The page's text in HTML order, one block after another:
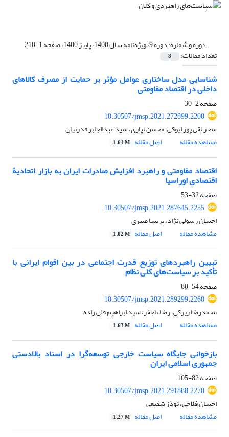
دوره و شماره:دوره 9، ویژه‌نامه سال 1400، پاییز 1400، صفحه 1-210
تعداد مقالات: 8
شناسایی مدل ساختاری عوامل مؤثر بر حمایت از مصرف کالاهای
داخلی در اقتصاد مقاومتی
صفحه2-30
10.30507/jmsp.2021.272899.2200
سحر نقی پور ایوکی، محسن نیازی، سید عبدالجابر قدرتیان
مشاهده مقاله
اصل مقاله 1.61 M
اقتصاد مقاومتی و راهبرد افزایش صادرات ایران به بازار اتحادیۀ
اقتصادی اوراسیا
صفحه32-53
10.30507/jmsp.2021.287645.2255
احسان رسولی نژاد، پریسا صبری
مشاهده مقاله
اصل مقاله 1.02 M
تبیین راهبردهای توزیع قدرت اجتماعی در بین اقوام ایرانی با
تأکید بر سیاست‌های کلی نظام
صفحه54-80
10.30507/jmsp.2021.289299.2260
محمدرضا زیرکی، رضا تاجفر، سید ابراهیم قلی زاده
مشاهده مقاله
اصل مقاله 1.63 M
بازخوانی جایگاه سیاست خارجی توسعه‌‌گرا در اسناد بالادستی
جمهوری اسلامی ایران
صفحه82-105
10.30507/jmsp.2021.291888.2270
احسان فلاحی، نوذز شفیعی
مشاهده مقاله
اصل مقاله 1.27 M